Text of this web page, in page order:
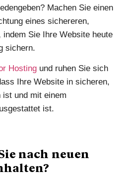
Machen Sie einen
eines sichereren,
Sie Ihre Website heute
sichern.
Hosting und ruhen Sie sich
Ihre Website in sicheren,
ist und mit einem
ist.
nach neuen